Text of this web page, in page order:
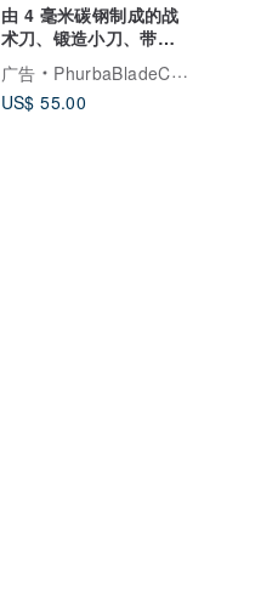
由 4 毫米碳钢制成的战
术刀、锻造小刀、带刀
鞘的钓鱼用小刀、野
广告
PhurbaBladeCompany
US$ 55.00